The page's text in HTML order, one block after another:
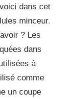
dans cet
minceur.
? Les
dans
à
comme
un coupe